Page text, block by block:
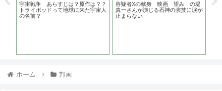
宇宙戦争 あらすじは？原作は？？
トライポッドって地球に来た宇宙人
の名前？
容疑者Xの献身 映画 望み の堤
真一さんが演じる石神の演技に涙が
止まらない
海
ホーム 邦画